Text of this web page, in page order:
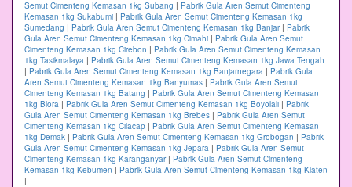
Semut Cimenteng Kemasan 1kg Subang | Pabrik Gula Aren Semut Cimenteng
Kemasan 1kg Sukabumi | Pabrik Gula Aren Semut Cimenteng Kemasan 1kg
Sumedang | Pabrik Gula Aren Semut Cimenteng Kemasan 1kg Banjar| Pabrik
Gula Aren Semut Cimenteng Kemasan 1kg Cimahi | Pabrik Gula Aren Semut
Cimenteng Kemasan 1kg Cirebon | Pabrik Gula Aren Semut Cimenteng Kemasan
1kg Tasikmalaya | Pabrik Gula Aren Semut Cimenteng Kemasan 1kg Jawa Tengah
| Pabrik Gula Aren Semut Cimenteng Kemasan 1kg Banjarnegara | Pabrik Gula
Aren Semut Cimenteng Kemasan 1kg Banyumas | Pabrik Gula Aren Semut
Cimenteng Kemasan 1kg Batang | Pabrik Gula Aren Semut Cimenteng Kemasan
1kg Blora | Pabrik Gula Aren Semut Cimenteng Kemasan 1kg Boyolali | Pabrik
Gula Aren Semut Cimenteng Kemasan 1kg Brebes | Pabrik Gula Aren Semut
Cimenteng Kemasan 1kg Cilacap | Pabrik Gula Aren Semut Cimenteng Kemasan
1kg Demak | Pabrik Gula Aren Semut Cimenteng Kemasan 1kg Grobogan | Pabrik
Gula Aren Semut Cimenteng Kemasan 1kg Jepara | Pabrik Gula Aren Semut
Cimenteng Kemasan 1kg Karanganyar| Pabrik Gula Aren Semut Cimenteng
Kemasan 1kg Kebumen | Pabrik Gula Aren Semut Cimenteng Kemasan 1kg Klaten
|